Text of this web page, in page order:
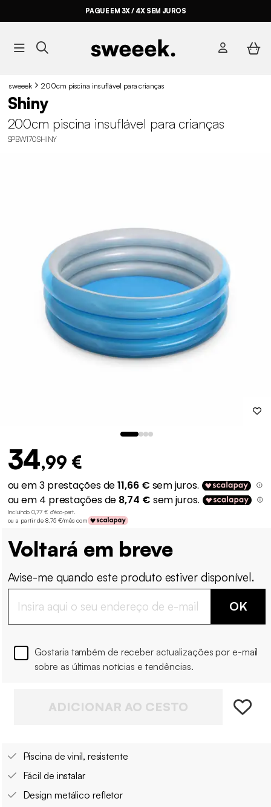
PAGUE EM 3X / 4X SEM JUROS
sweeek 200cm piscina insuflável para crianças
Shiny
200cm piscina insuflável para crianças
SPBW170SHINY
34,99 €
Incluindo 0,77 € d'éco-part.
ou a partir de 8,75 €/mês com
Voltará em breve
Avise-me quando este produto estiver disponível.
OK
Gostaria também de receber actualizações por e-mail
sobre as últimas notícias e tendências.
ADICIONAR AO CESTO
Piscina de vinil, resistente
Fácil de instalar
Design metálico refletor